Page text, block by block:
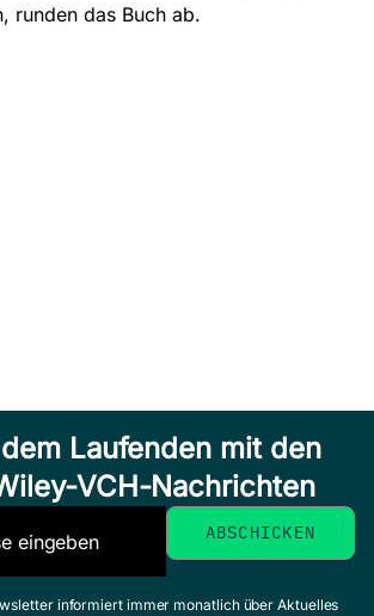
runden das Buch ab.
Laufenden mit den
VCH-Nachrichten
informiert immer monatlich über Aktuelles